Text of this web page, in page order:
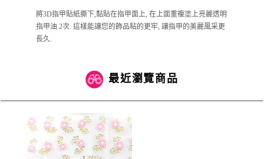
將3D指甲貼紙撕下,黏貼在指甲面上, 在上面重複塗上亮麗透明
指甲油 2次. 這樣能讓您的飾品粘的更牢, 讓指甲的美麗風采更
長久.
最近瀏覽商品